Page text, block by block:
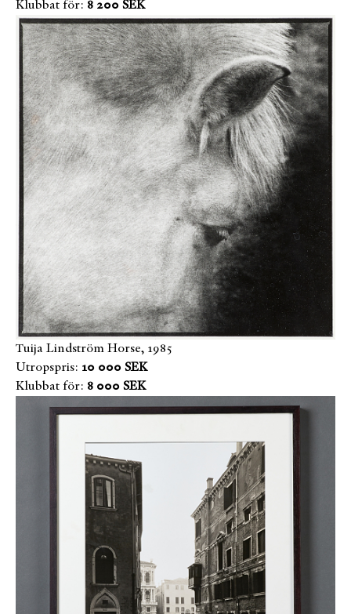
Klubbat för: 8 200 SEK
Tuija Lindström Horse, 1985
Utropspris: 10 000 SEK
Klubbat för: 8 000 SEK